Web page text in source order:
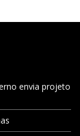
envia projeto